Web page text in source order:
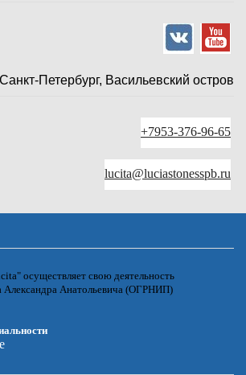
Санкт-Петербург, Васильевский остров
+7953-376-96-65
lucita@luciastonesspb.ru
осуществляет свою деятельность
Анатольевича (ОГРНИП)